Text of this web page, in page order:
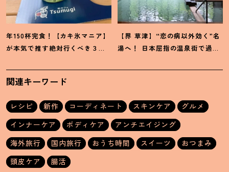
年150杯完食 ！
【カキ氷マニア】
が本気で推す絶対行くべき３名
【界 草津】“恋の病以外効く”名
湯へ ！
日本屈指の温泉街で過ご
関連キーワード
レシピ 新作 コーディネート スキンケア
グルメ
インナーケア
ボディケア
アンチエイジング
海外旅行
国内旅行 おうち時間 スイーツ
おつまみ
頭皮ケア
腸活